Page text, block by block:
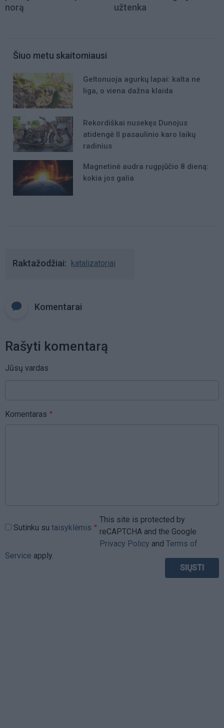
norą
užtenka
Šiuo metu skaitomiausi
Geltonuoja agurkų lapai: kalta ne
liga, o viena dažna klaida
Rekordiškai nusekęs Dunojus
atidengė II pasaulinio karo laikų
radinius
Magnetinė audra rugpjūčio 8 dieną:
kokia jos galia
Raktažodžiai katalizatoriai
Komentarai
Rašyti komentarą
Jūsų vardas
Komentaras
Sutinku su taisyklėmis
This site is protected by
reCAPTCHA and the Google
Privacy Policy and Terms of
Service apply.